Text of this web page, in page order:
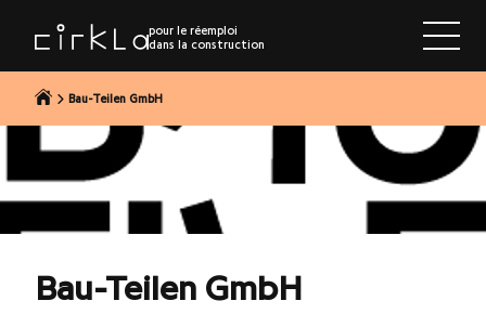
contenu
pour le réemploi
dans la construction
Bau-Teilen GmbH
Bau-Teilen GmbH